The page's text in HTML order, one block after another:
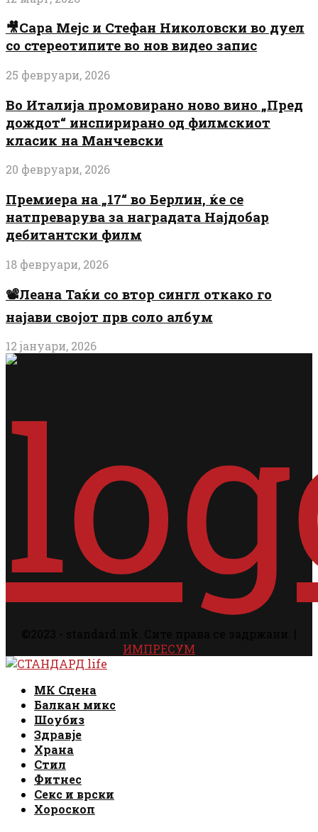
🎥Сара Мејс и Стефан Николовски во дуел
со стереотипите во нов видео запис
25 февруари, 2026
Во Италија промовирано ново вино „Пред
дождот“ инспирирано од филмскиот
класик на Манчевски
20 февруари, 2026
Премиера на „17“ во Берлин, ќе се
натпреварува за наградата Најдобар
дебитантски филм
18 февруари, 2026
📽️Леана Таќи со втор сингл откако го
најави својот прв соло албум
12 јануари, 2026
ИМПРЕСУМ
Facebook
Instagram
Email
Rss
МК Сцена
Балкан микс
Шоубиз
Здравје
Храна
Стил
Фитнес
Секс и врски
Хороскоп